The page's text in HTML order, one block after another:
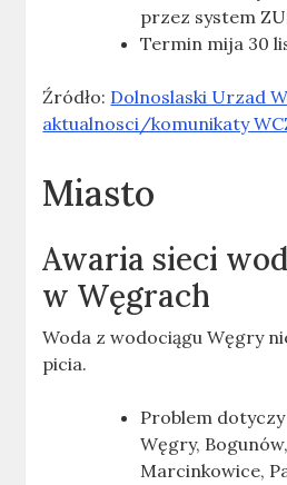
przez system
Termin mija 30
Źródło: Dolnoslaski Urzad
aktualnosci/komunikaty
Miasto
Awaria sieci
w Węgrach
Woda z wodociągu Węgry
picia.
Problem
Węgry,
Marcinkowice,